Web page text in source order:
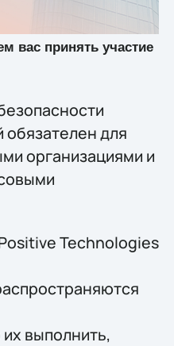
вас принять участие
для
организациями и
Technologies
выполнить,